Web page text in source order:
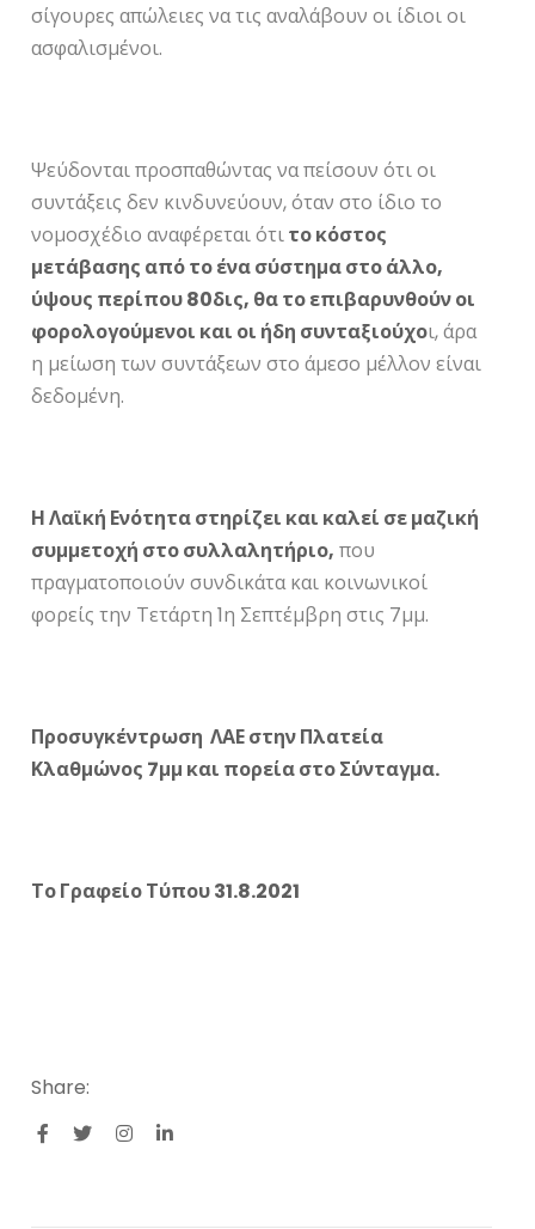
σίγουρες απώλειες να τις αναλάβουν οι ίδιοι οι
ασφαλισμένοι.
Ψεύδονται προσπαθώντας να πείσουν ότι οι
συντάξεις δεν κινδυνεύουν, όταν στο ίδιο το
νομοσχέδιο αναφέρεται ότιτο κόστος
μετάβασης από το ένα σύστημα στο άλλο,
ύψους περίπου 80δις, θα το επιβαρυνθούν οι
φορολογούμενοι και οι ήδη συνταξιούχοι, άρα
η μείωση των συντάξεων στο άμεσο μέλλον είναι
δεδομένη.
Η Λαϊκή Ενότητα στηρίζει και καλεί σε μαζική
συμμετοχή στο συλλαλητήριο, που
πραγματοποιούν συνδικάτα και κοινωνικοί
φορείς την Τετάρτη 1η Σεπτέμβρη στις 7μμ.
Προσυγκέντρωση ΛΑΕ στην Πλατεία
Κλαθμώνος 7μμ και πορεία στο Σύνταγμα.
Το Γραφείο Τύπου 31.8.2021
Share: